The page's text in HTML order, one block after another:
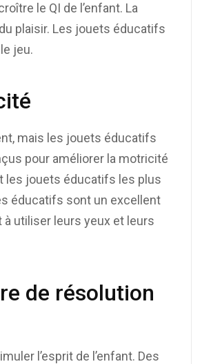
le QI de l’enfant. La
plaisir. Les jouets éducatifs
jeu.
mais les jouets éducatifs
pour améliorer la motricité
les jouets éducatifs les plus
éducatifs sont un excellent
utiliser leurs yeux et leurs
de résolution
l’esprit de l’enfant. Des